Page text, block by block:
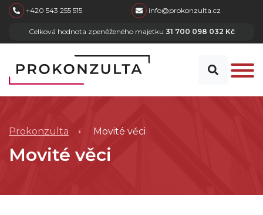
skip to main content
+420 543 255 515 info@prokonzulta.cz
Celková hodnota zpeněženého majetku 31 700 098 032 Kč
Prokonzulta Movité věci
Movité věci